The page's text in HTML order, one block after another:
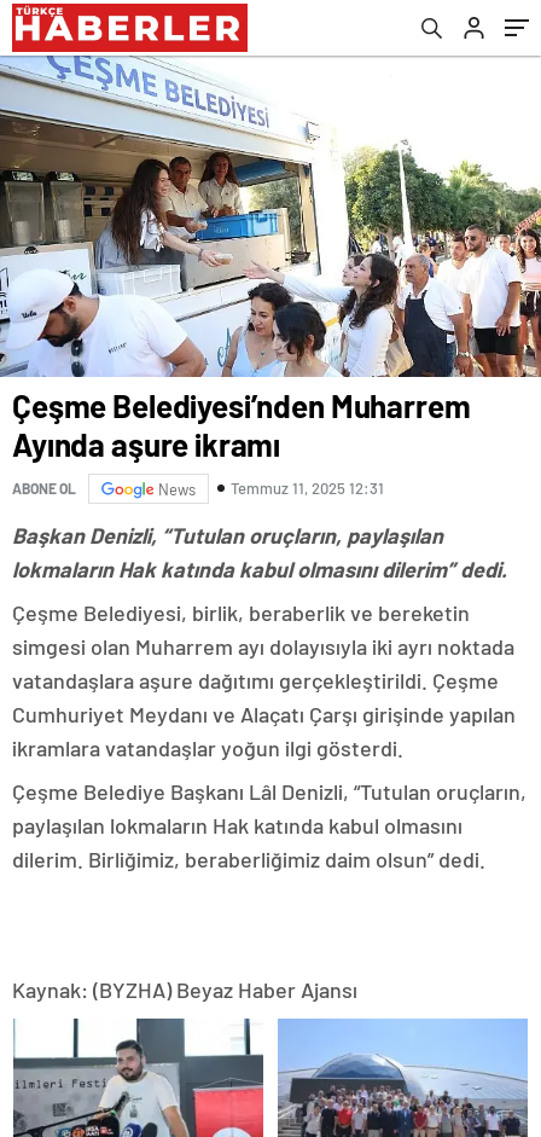
Çeşme Belediyesi’nden Muharrem
Ayında aşure ikramı
ABONE OL News Temmuz 11, 2025 12:31
Başkan Denizli, “Tutulan oruçların, paylaşılan
lokmaların Hak katında kabul olmasını dilerim” dedi.
Çeşme Belediyesi, birlik, beraberlik ve bereketin
simgesi olan Muharrem ayı dolayısıyla iki ayrı noktada
vatandaşlara aşure dağıtımı gerçekleştirildi. Çeşme
Cumhuriyet Meydanı ve Alaçatı Çarşı girişinde yapılan
ikramlara vatandaşlar yoğun ilgi gösterdi.
Çeşme Belediye Başkanı Lâl Denizli, “Tutulan oruçların,
paylaşılan lokmaların Hak katında kabul olmasını
dilerim. Birliğimiz, beraberliğimiz daim olsun” dedi.
Kaynak: (BYZHA) Beyaz Haber Ajansı